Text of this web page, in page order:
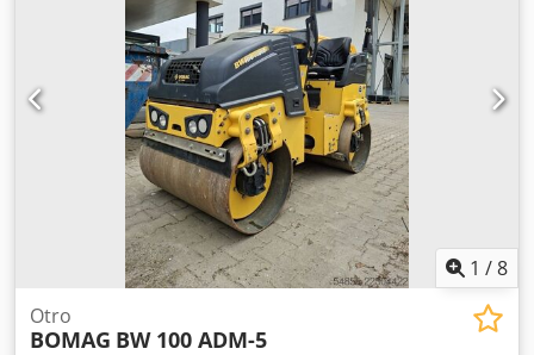
1 /8
Otro
BOMAG BW 100 ADM-5